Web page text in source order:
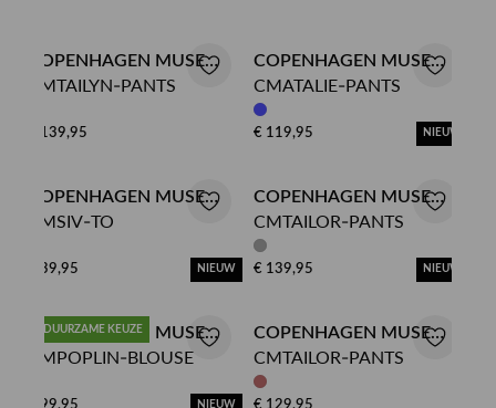
COPENHAGEN MUSE
HAREMBROEK
CMTAILYN-PANTS
€ 139,95
COPENHAGEN MUSE
PANTALON
CMATALIE-PANTS
€ 119,95 NIEUW
COPENHAGEN MUSE
TOP
CMSIV-TO
€ 39,95 NIEUW
COPENHAGEN MUSE
PANTALON
CMTAILOR-PANTS
€ 139,95 NIEUW
DUURZAME KEUZE
COPENHAGEN MUSE
BLOUSE
CMPOPLIN-BLOUSE
€ 99,95 NIEUW
COPENHAGEN MUSE
BERMUDA
CMTAILOR-PANTS
€ 129,95